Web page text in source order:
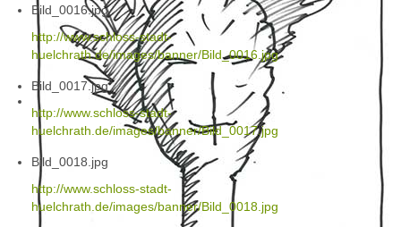
Bild_0016.jpg
http://www.schloss-stadt-
huelchrath.de/images/banner/Bild_0016.jpg
Bild_0017.jpg
http://www.schloss-stadt-
huelchrath.de/images/banner/Bild_0017.jpg
Bild_0018.jpg
http://www.schloss-stadt-
huelchrath.de/images/banner/Bild_0018.jpg